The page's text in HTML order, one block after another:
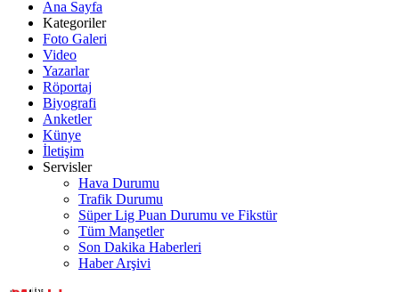
Ana Sayfa
Kategoriler
Foto Galeri
Video
Yazarlar
Röportaj
Biyografi
Anketler
Künye
İletişim
Servisler
Hava Durumu
Trafik Durumu
Süper Lig Puan Durumu ve Fikstür
Tüm Manşetler
Son Dakika Haberleri
Haber Arşivi